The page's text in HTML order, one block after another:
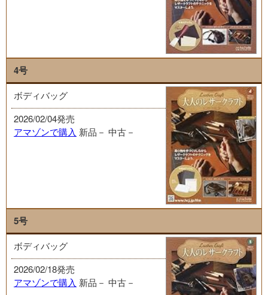
4号
ボディバッグ
2026/02/04発売
アマゾンで購入 新品－ 中古－
5号
ボディバッグ
2026/02/18発売
アマゾンで購入 新品－ 中古－